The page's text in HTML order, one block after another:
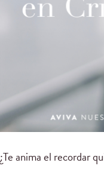
¿Te anima el recordar